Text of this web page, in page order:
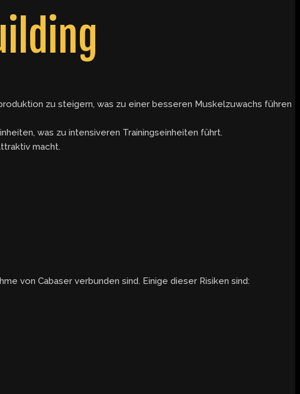
zu steigern, was zu einer besseren Muskelzuwachs führen
was zu intensiveren Trainingseinheiten führt.
macht.
von Cabaser verbunden sind. Einige dieser Risiken sind: